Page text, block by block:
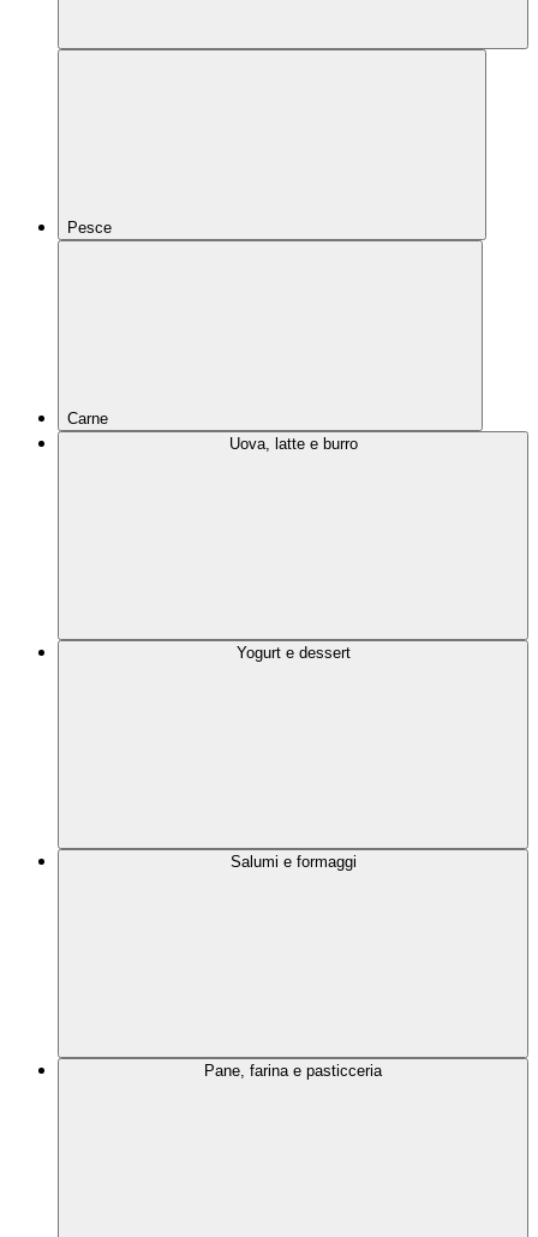
Pesce
Carne
Uova, latte e burro
Yogurt e dessert
Salumi e formaggi
Pane, farina e pasticceria